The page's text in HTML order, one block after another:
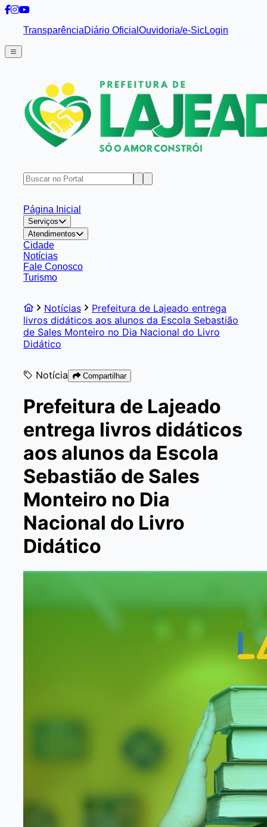
TransparênciaDiário Oficial Ouvidoria/e-SicLogin
Página Inicial
Serviços
Atendimentos
Cidade
Notícias
Fale Conosco
Turismo
Notícias
Prefeitura de Lajeado entrega
livros didáticos aos alunos da Escola Sebastião
de Sales Monteiro no Dia Nacional do Livro
Didático
Notícia Compartilhar
Prefeitura de Lajeado
entrega livros didáticos
aos alunos da Escola
Sebastião de Sales
Monteiro no Dia
Nacional do Livro
Didático